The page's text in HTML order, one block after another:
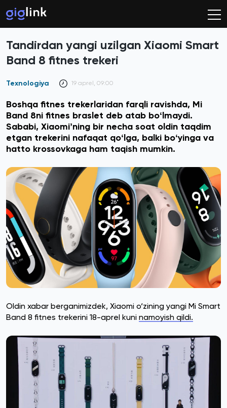
Tandirdan yangi uzilgan Xiaomi Smart
Band 8 fitnes trekeri
Texnologiya 19 aprel, 09:00
Boshqa fitnes trekerlaridan farqli ravishda, Mi
Band 8ni fitnes braslet deb atab boʻlmaydi.
Sababi, Xiaomiʼning bir necha soat oldin taqdim
etgan trekerini nafaqat qoʻlga, balki boʻyinga va
hatto krossovkaga ham taqish mumkin.
Oldin xabar berganimizdek, Xiaomi o‘zining yangi Mi Smart
Band 8 fitnes trekerini 18-aprel kuni namoyish qildi.